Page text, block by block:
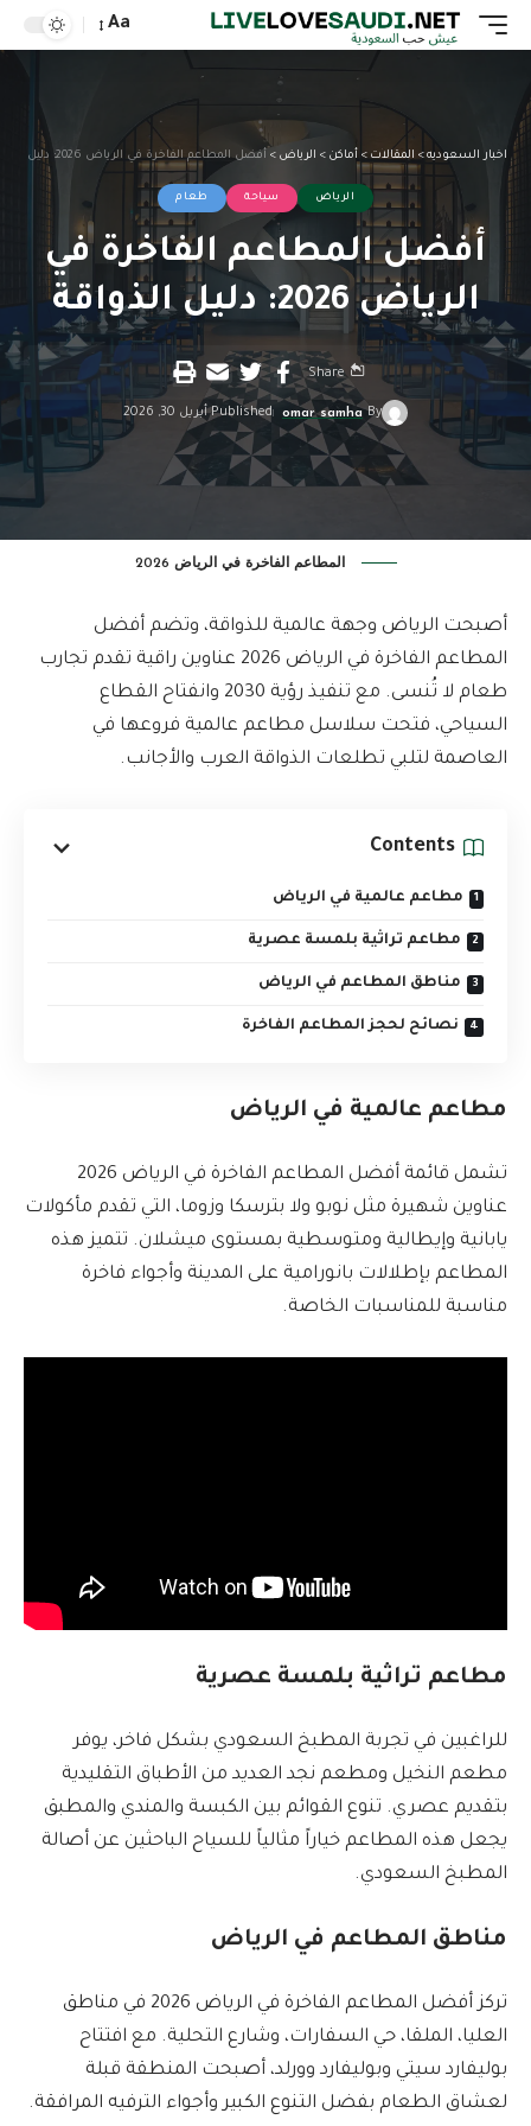
Aa
اخبار السعوديه> المقالات > أماكن > الرياض > أفضل المطاعم الفاخرة في الرياض 2026: دليل الذواقة
الرياض سياحة طعام
أفضل المطاعم الفاخرة في
الرياض 2026: دليل الذواقة
By
omar samha Published أبريل 30, 2026
Share
المطاعم الفاخرة في الرياض 2026
أصبحت الرياض وجهة عالمية للذواقة، وتضم أفضل
المطاعم الفاخرة في الرياض 2026 عناوين راقية تقدم تجارب
طعام لا تُنسى. مع تنفيذ رؤية 2030 وانفتاح القطاع
السياحي، فتحت سلاسل مطاعم عالمية فروعها في
العاصمة لتلبي تطلعات الذواقة العرب والأجانب.
Contents
مطاعم عالمية في الرياض
مطاعم تراثية بلمسة عصرية
مناطق المطاعم في الرياض
نصائح لحجز المطاعم الفاخرة
مطاعم عالمية في الرياض
تشمل قائمة أفضل المطاعم الفاخرة في الرياض 2026
عناوين شهيرة مثل نوبو ولا بترسكا وزوما، التي تقدم مأكولات
يابانية وإيطالية ومتوسطية بمستوى ميشلان. تتميز هذه
المطاعم بإطلالات بانورامية على المدينة وأجواء فاخرة
مناسبة للمناسبات الخاصة.
مطاعم تراثية بلمسة عصرية
للراغبين في تجربة المطبخ السعودي بشكل فاخر، يوفر
مطعم النخيل ومطعم نجد العديد من الأطباق التقليدية
بتقديم عصري. تنوع القوائم بين الكبسة والمندي والمطبق
يجعل هذه المطاعم خياراً مثالياً للسياح الباحثين عن أصالة
المطبخ السعودي.
مناطق المطاعم في الرياض
تركز أفضل المطاعم الفاخرة في الرياض 2026 في مناطق
العليا، الملقا، حي السفارات، وشارع التحلية. مع افتتاح
بوليفارد سيتي وبوليفارد وورلد، أصبحت المنطقة قبلة
لعشاق الطعام بفضل التنوع الكبير وأجواء الترفيه المرافقة.